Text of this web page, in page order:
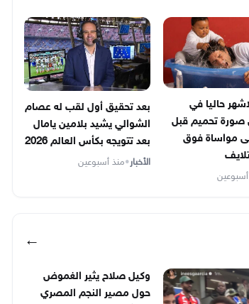
حاليا في
صورة تحميم قبل
إلى مواساة فوق
بعد تحقيق أول لقب له عصام
الشوالي يشيد بلامين يامال
بعد تتويجه بكأس العالم 2026
الأخبار•منذ أسبوعين
←
وكيل صلاح يثير الغموض
حول مصير النجم المصري